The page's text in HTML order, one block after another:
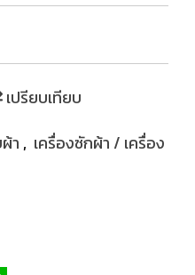
เปรียบเทียบ
า , เครื่องซักผ้า / เครื่อง